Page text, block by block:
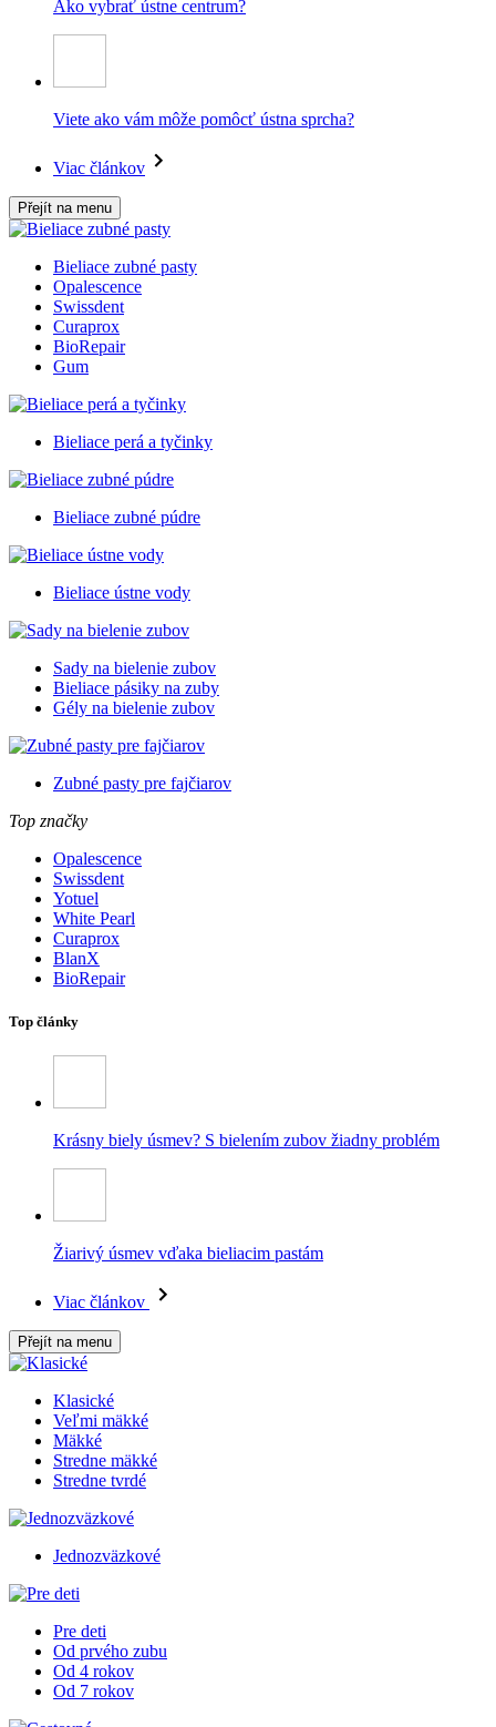
Ako vybrať ústne centrum?
Viete ako vám môže pomôcť ústna sprcha?
Viac článkov
Přejít na menu
Bieliace zubné pasty
Opalescence
Swissdent
Curaprox
BioRepair
Gum
Bieliace perá a tyčinky
Bieliace zubné púdre
Bieliace ústne vody
Sady na bielenie zubov
Bieliace pásiky na zuby
Gély na bielenie zubov
Zubné pasty pre fajčiarov
Top značky
Opalescence
Swissdent
Yotuel
White Pearl
Curaprox
BlanX
BioRepair
Top články
Krásny biely úsmev? S bielením zubov žiadny problém
Žiarivý úsmev vďaka bieliacim pastám
Viac článkov
Přejít na menu
Klasické
Veľmi mäkké
Mäkké
Stredne mäkké
Stredne tvrdé
Jednozväzkové
Pre deti
Od prvého zubu
Od 4 rokov
Od 7 rokov